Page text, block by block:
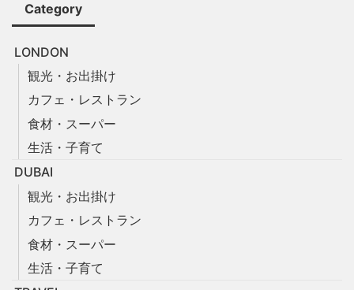
Category
LONDON
観光・お出掛け
カフェ・レストラン
食材・スーパー
生活・子育て
DUBAI
観光・お出掛け
カフェ・レストラン
食材・スーパー
生活・子育て